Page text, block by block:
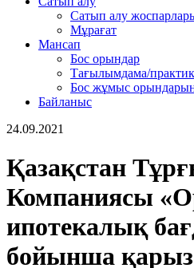
Сатып алу
Мұрағат
Мансап
Бос орындар
Тағылымдама/
Бос жұмыс
Байланыс
24.09.2021
Қазақстан
Компаниясы
ипотекалық
бойынша қарыз